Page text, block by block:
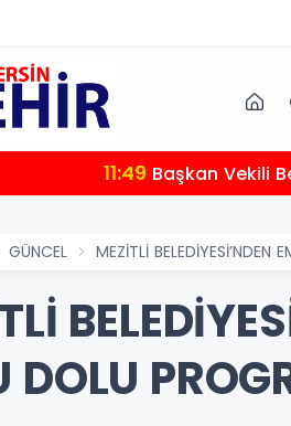
11:49 Başkan Vekili
GÜNCEL MEZİTLİ BELEDİYESİ’NDEN
DOLU